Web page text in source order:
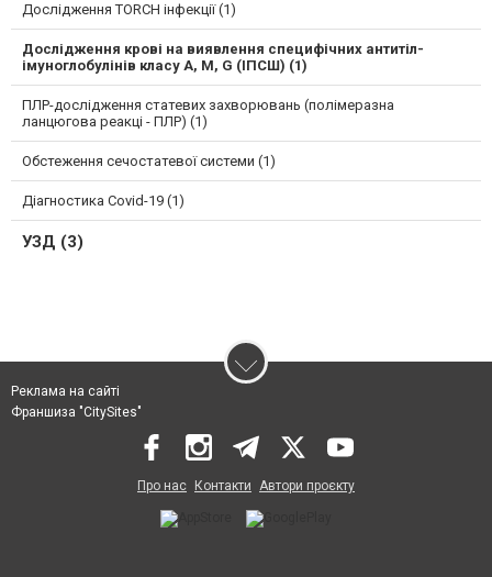
Дослідження TORCH інфекції (1)
Дослідження крові на виявлення специфічних антитіл-
імуноглобулінів класу A, M, G (ІПСШ) (1)
ПЛР-дослідження статевих захворювань (полімеразна
ланцюгова реакці - ПЛР) (1)
Обстеження сечостатевої системи (1)
Діагностика Covid-19 (1)
УЗД (3)
Реклама на сайті
Франшиза "CitySites"
Про нас Контакти Автори проєкту